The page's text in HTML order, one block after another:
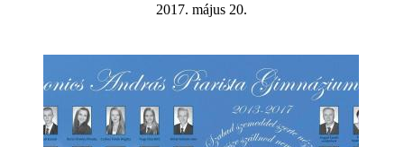
2017. május 20.